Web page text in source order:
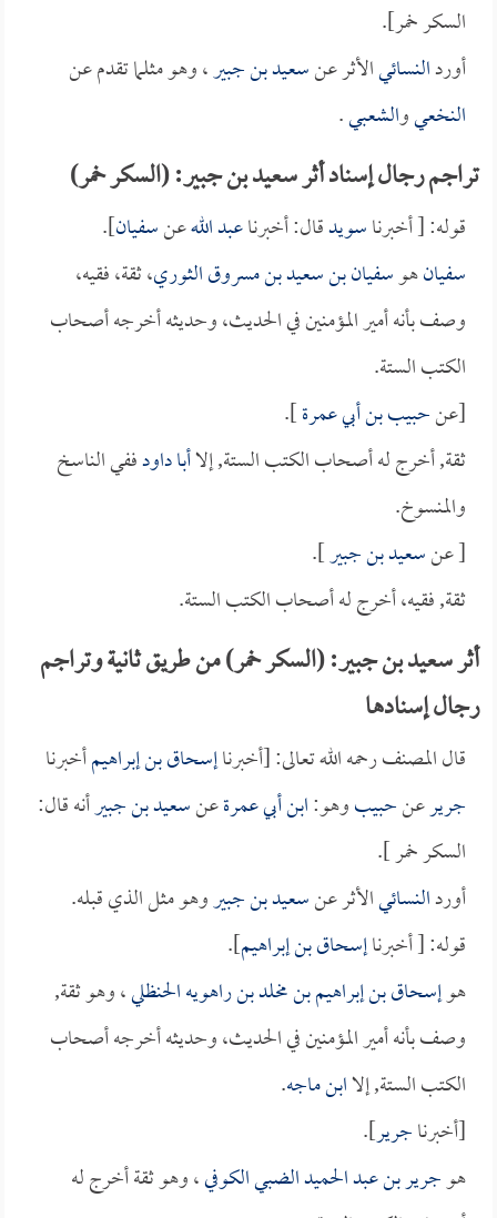
السكر خمر].
أوردالنسائيالأثر عنسعيد بن جبير، وهو مثلما تقدم عن
النخعيوالشعبي.
تراجم رجال إسناد أثر سعيد بن جبير: (السكر خمر)
قوله: [ أخبرناسويدقال: أخبرناعبد اللهعنسفيان].
سفيانهوسفيان بن سعيد بن مسروق الثوري، ثقة، فقيه،
وصف بأنه أمير المؤمنين في الحديث، وحديثه أخرجه أصحاب
الكتب الستة.
[عنحبيب بن أبي عمرة].
ثقة, أخرج له أصحاب الكتب الستة, إلاأبا داودففي الناسخ
والمنسوخ.
[ عنسعيد بن جبير].
ثقة, فقيه، أخرج له أصحاب الكتب الستة.
أثر سعيد بن جبير: (السكر خمر) من طريق ثانية وتراجم
رجال إسنادها
قال المصنف رحمه الله تعالى: [أخبرناإسحاق بن إبراهيمأخبرنا
جريرعنحبيبوهو:ابن أبي عمرةعنسعيد بن جبيرأنه قال:
السكر خمر ].
أوردالنسائيالأثر عنسعيد بن جبيروهو مثل الذي قبله.
قوله: [ أخبرناإسحاق بن إبراهيم].
هوإسحاق بن إبراهيم بن مخلد بن راهويه الحنظلي، وهو ثقة,
وصف بأنه أمير المؤمنين في الحديث، وحديثه أخرجه أصحاب
الكتب الستة, إلاابن ماجه.
[أخبرناجرير].
هوجرير بن عبد الحميد الضبي الكوفي، وهو ثقة أخرج له